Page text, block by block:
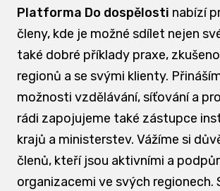
Platforma Do dospělosti nabízí
členy, kde je možné sdílet nejen
také dobré příklady praxe,
regionů a se svými klienty.
možnosti vzdělávání, síťování a
rádi zapojujeme také zástupce
krajů a ministerstev. Vážíme si
členů, kteří jsou aktivními a
organizacemi ve svých regionech.